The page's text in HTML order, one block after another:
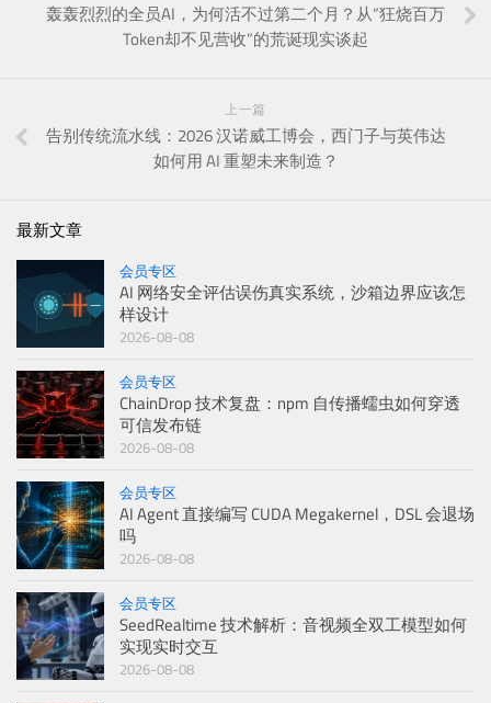
轰轰烈烈的全员AI，为何活不过第二个月？从“狂烧百万
Token却不见营收”的荒诞现实谈起
上一篇
告别传统流水线：2026 汉诺威工博会，西门子与英伟达
如何用 AI 重塑未来制造？
最新文章
会员专区
AI 网络安全评估误伤真实系统，沙箱边界应该怎
样设计
2026-08-08
会员专区
ChainDrop 技术复盘：npm 自传播蠕虫如何穿透
可信发布链
2026-08-08
会员专区
AI Agent 直接编写 CUDA Megakernel，DSL 会退场
吗
2026-08-08
会员专区
SeedRealtime 技术解析：音视频全双工模型如何
实现实时交互
2026-08-08